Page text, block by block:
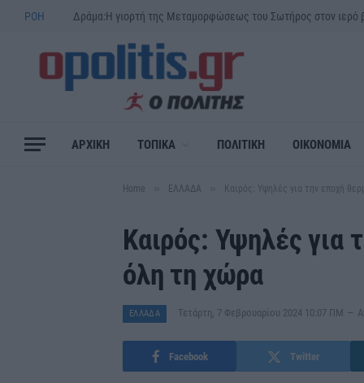
ΡΟΗ
ΑΡΧΙΚΗ ΤΟΠΙΚΑ ΠΟΛΙΤΙΚΗ ΟΙΚΟΝΟΜΙΑ
Home ΕΛΛΑΔΑ Καιρός: Υψηλές για την εποχή
Καιρός: Υψηλές για
όλη τη χώρα
ΕΛΛΑΔΑ Τετάρτη, 7 Φεβρουαρίου 2024 10:07 ΠΜ
Facebook Twitter